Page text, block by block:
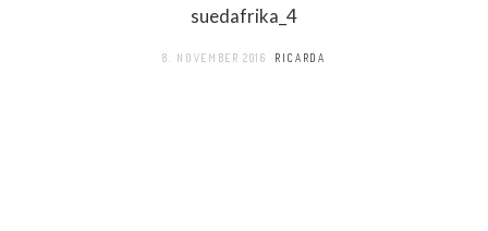
suedafrika_4
8. NOVEMBER 2016 RICARDA